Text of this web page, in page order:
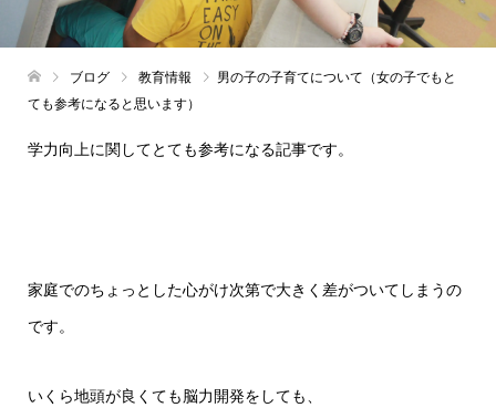
ブログ 教育情報
男の子の子育てについて（女の子でもと
ても参考になると思います）
学力向上に関してとても参考になる記事です。
家庭でのちょっとした心がけ次第で大きく差がついてしまうの
です。
いくら地頭が良くても脳力開発をしても、